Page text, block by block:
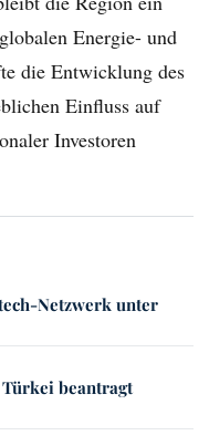
Energie- und
die Entwicklung des
Einfluss auf
Investoren
Netzwerk unter
beantragt